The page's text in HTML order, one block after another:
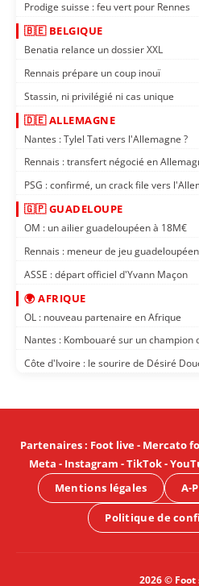
Prodige suisse : feu vert pour Rennes
🇧🇪 BELGIQUE
Benatia relance un dossier XXL
Rennais prépare un coup inouï
Stassin, ni privilégié ni cas unique
🇩🇪 ALLEMAGNE
Nantes : Tylel Tati vers l'Allemagne ?
Rennais : transfert négocié en
PSG : confirmé, un crack file vers
🇬🇵 GUADELOUPE
OM : un ailier guadeloupéen à 18M€
Rennais : meneur de jeu
ASSE : départ officiel d'Yvann Maçon
🌍 AFRIQUE
OL : nouveau partenaire en Afrique
Nantes : Kombouaré sur un champion
Côte d'Ivoire : le sourire de Désiré
Partenaires: Foot live- Mercato
Meta - Instagram -TikTok-
Mentions légales
A-
Politique de
2026 © Foot